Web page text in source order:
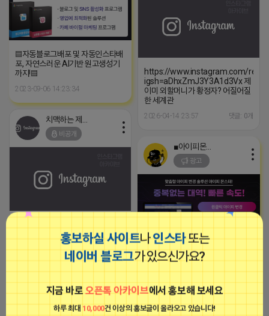
홍보하실 사이트나인스타또는
네이버 블로그가 있으신가요?
지금 바로오픈톡 아카이브에서 홍보해 보세요
하루 최대 10,000건 이상의 홍보글이 올라오고 있습니다!
▤자동블로그배포 및 자동인스타배
포, 자연스러운 AI기반 원고생성기
까지!▤
2023-09-06 14:23:34
https://www.instagram.com/reel/
igsh=aDhxZmJ3Y3A1d3Vx 제
이미 외할머니가 황정자? 어질어질
한 세계관
2026-04-14 23:57 댓글: 0개
비공개
igsh=aDhxZmJ3Y3A1d3Vx 제
이미 외할머니가 황정자? 어질어질
■아이피몬스터■
광고
[아이피몬스터] 전국 최저가 마케팅
2023-09-06 14:23:39
치맥하는 제이지